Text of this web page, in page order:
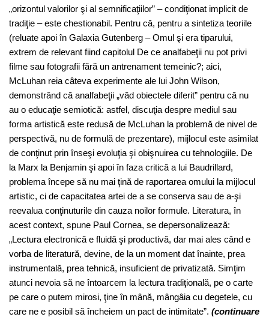
„orizontul valorilor şi al semnificaţiilor” – condiţionat implicit de
tradiţie – este chestionabil. Pentru că, pentru a sintetiza teoriile
(reluate apoi în Galaxia Gutenberg – Omul şi era tiparului,
extrem de relevant fiind capitolul De ce analfabeţii nu pot privi
filme sau fotografii fără un antrenament temeinic?; aici,
McLuhan reia câteva experimente ale lui John Wilson,
demonstrând că analfabeţii „văd obiectele diferit” pentru că nu
au o educaţie semiotică: astfel, discuţia despre mediul sau
forma artistică este redusă de McLuhan la problemă de nivel de
perspectivă, nu de formulă de prezentare), mijlocul este asimilat
de conţinut prin înseşi evoluţia şi obişnuirea cu tehnologiile. De
la Marx la Benjamin şi apoi în faza critică a lui Baudrillard,
problema începe să nu mai ţină de raportarea omului la mijlocul
artistic, ci de capacitatea artei de a se conserva sau de a-şi
reevalua conţinuturile din cauza noilor formule. Literatura, în
acest context, spune Paul Cornea, se depersonalizează:
„Lectura electronică e fluidă şi productivă, dar mai ales când e
vorba de literatură, devine, de la un moment dat înainte, prea
instrumentală, prea tehnică, insuficient de privatizată. Simţim
atunci nevoia să ne întoarcem la lectura tradiţională, pe o carte
pe care o putem mirosi, ţine în mână, mângâia cu degetele, cu
care ne e posibil să încheiem un pact de intimitate”. (continuare